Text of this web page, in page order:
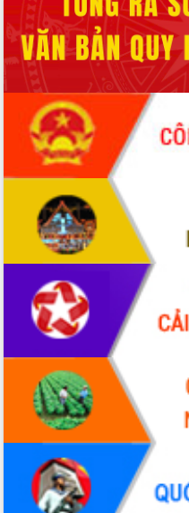
Nâng cao hiệu lực, hiệu quả HĐND
tỉnh thông qua hiện đại hóa hành chính
Xã Ea Phê gắn cải cách hành chính với
chuyển đổi số
Phó Chủ tịch Thường trực UBND tỉnh
Hồ Thị Nguyên Thảo làm việc tại Trung
tâm Phục vụ hành chính công xã Ea
Phê
Xây dựng nền hành chính số đồng
hành cùng nông dân dân, doanh nghiệp
Giai đoạn 2026-2030, Đắk Lắk phấn
đấu có 77% xã đạt chuẩn nông thôn
Chuyển đổi số 'mở đường' cho nông
nghiệp Đắk Lắk tăng trưởng bứt phá
Triển khai đồng bộ đo đạc, lập hồ sơ
địa chính, hoàn thiện cơ sở dữ liệu đất
Ứng dụng sinh trắc học - Bước tiến
trong hành trình chuyển đổi số tại Đắk
Đắk Lắk nâng cao hiệu quả công tác
Đảng từ Sổ tay đảng viên điện tử
Đắk Lắk đẩy mạnh nuôi biển công
nghệ, hướng tới phát triển thủy sản
bền vững